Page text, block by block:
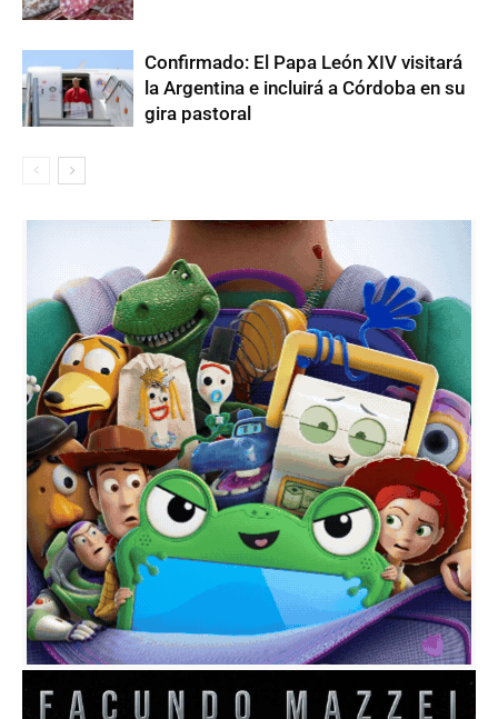
Confirmado: El Papa León XIV visitará
la Argentina e incluirá a Córdoba en su
gira pastoral